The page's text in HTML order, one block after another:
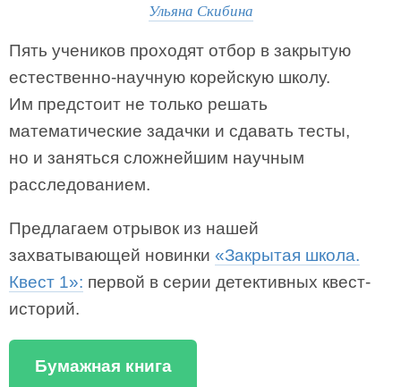
Ульяна Скибина
Пять учеников проходят отбор в закрытую
естественно-научную корейскую школу.
Им предстоит не только решать
математические задачки и сдавать тесты,
но и заняться сложнейшим научным
расследованием.
Предлагаем отрывок из нашей
захватывающей новинки «Закрытая школа.
Квест 1»: первой в серии детективных квест-
историй.
Бумажная книга